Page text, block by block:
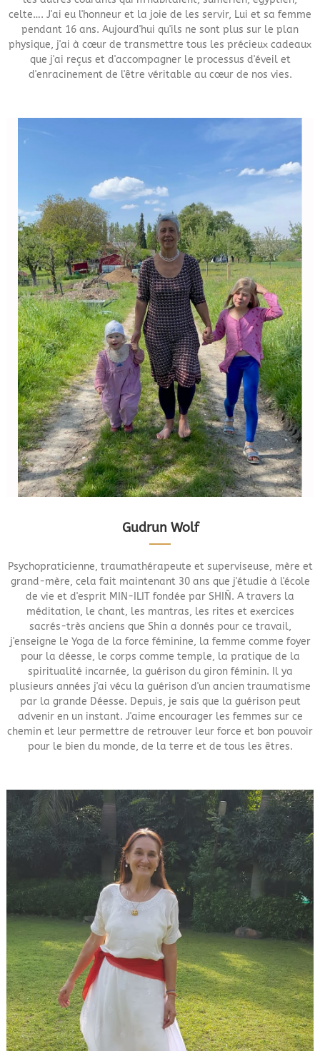
celte…. J'ai eu l'honneur et la joie de les servir, Lui et sa femme
pendant 16 ans. Aujourd'hui qu'ils ne sont plus sur le plan
physique, j'ai à cœur de transmettre tous les précieux cadeaux
que j'ai reçus et d'accompagner le processus d'éveil et
d'enracinement de l'être véritable au cœur de nos vies.
Gudrun Wolf
Psychopraticienne, traumathérapeute et superviseuse, mère et
grand-mère, cela fait maintenant 30 ans que j'étudie à l'école
de vie et d'esprit MIN-ILIT fondée par SHIÑ. A travers la
méditation, le chant, les mantras, les rites et exercices
sacrés-très anciens que Shin a donnés pour ce travail,
j'enseigne le Yoga de la force féminine, la femme comme foyer
pour la déesse, le corps comme temple, la pratique de la
spiritualité incarnée, la guérison du giron féminin. Il ya
plusieurs années j'ai vécu la guérison d'un ancien traumatisme
par la grande Déesse. Depuis, je sais que la guérison peut
advenir en un instant. J'aime encourager les femmes sur ce
chemin et leur permettre de retrouver leur force et bon pouvoir
pour le bien du monde, de la terre et de tous les êtres.